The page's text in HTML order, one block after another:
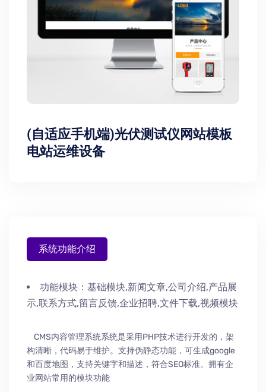
(自适应手机端)光伏测试仪网站模板
电站运维设备
系统功能介绍
功能模块： 基础模块,新闻文章,公司介绍,产品展
示,联系方式,留言反馈,企业招聘,文件下载,视频模块
CMS内容管理系统系统是采用PHP技术进行开发的，架
构清晰，代码易于维护。支持伪静态功能，可生成google
和百度地图，支持关键字和描述，符合SEO标准。拥有企
业网站常用的模块功能